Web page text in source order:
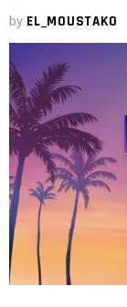
by EL_MOUSTAKO